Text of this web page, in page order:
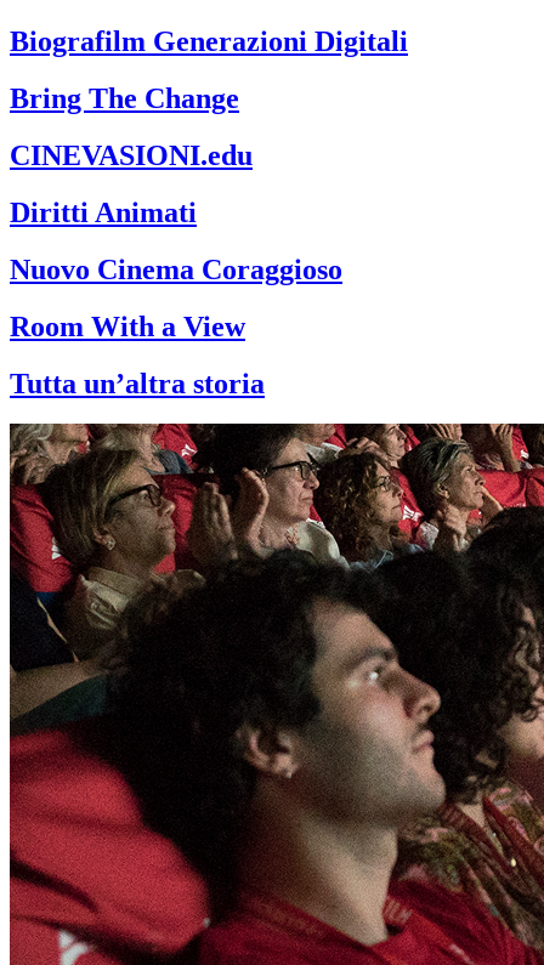
Biografilm Generazioni Digitali
Bring The Change
CINEVASIONI.edu
Diritti Animati
Nuovo Cinema Coraggioso
Room With a View
Tutta un’altra storia